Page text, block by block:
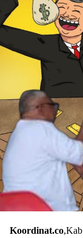
Koordinat.co